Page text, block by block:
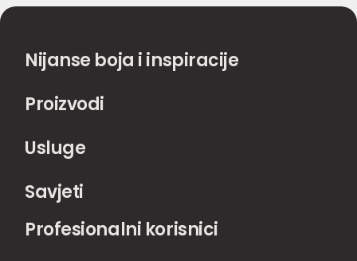
Nijanse boja i inspiracije
Proizvodi
Usluge
Savjeti
Profesionalni korisnici